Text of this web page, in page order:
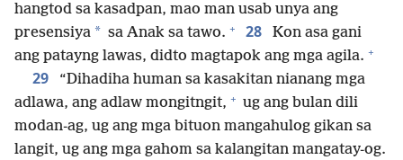
hangtod sa kasadpan, mao man usab unya ang
presensiya * sa Anak sa tawo. + 28
Kon asa gani
ang patayng lawas, didto magtapok ang mga agila. +
29
“Dihadiha human sa kasakitan nianang mga
adlawa, ang adlaw mongitngit, + ug ang bulan dili
modan-ag, ug ang mga bituon mangahulog gikan sa
langit, ug ang mga gahom sa kalangitan mangatay-og.